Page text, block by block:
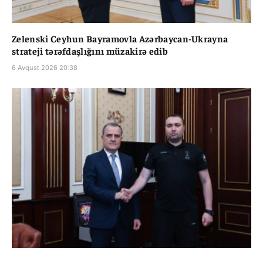
Zelenski Ceyhun Bayramovla Azərbaycan-Ukrayna
strateji tərəfdaşlığını müzakirə edib
6 Avqust 2026 20:38